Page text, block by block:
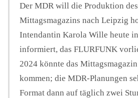
Der MDR will die Produktion
Mittagsmagazins nach Leipzig
Intendantin Karola Wille heute
informiert, das FLURFUNK
2024 könnte das
kommen; die MDR-Planungen
Format dann auf täglich zwei